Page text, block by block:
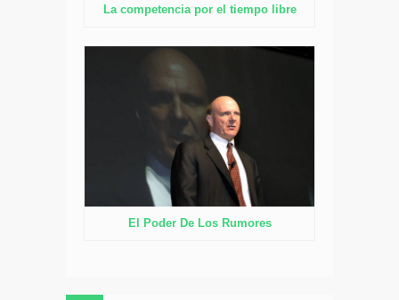
La competencia por el tiempo libre
El Poder De Los Rumores